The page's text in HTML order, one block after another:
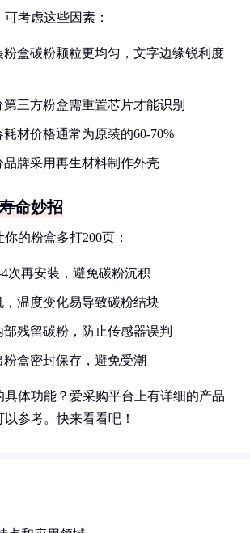
考虑这些因素：
粉盒碳粉颗粒更均匀，文字边缘锐利度
第三方粉盒需重置芯片才能识别
耗材价格通常为原装的60-70%
品牌采用再生材料制作外壳
命妙招
的粉盒多打200页：
次再安装，避免碳粉沉积
温度变化易导致碳粉结块
残留碳粉，防止传感器误判
盒密封保存，避免受潮
具体功能？爱采购平台上有详细的产品
参考。快来看看吧！